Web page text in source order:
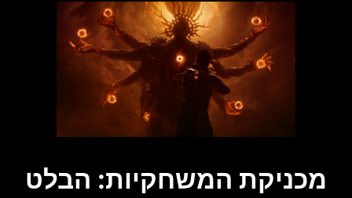
מכניקת המשחקיות: הבלט